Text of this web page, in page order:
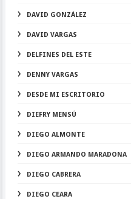
DAVID GONZÁLEZ
DAVID VARGAS
DELFINES DEL ESTE
DENNY VARGAS
DESDE MI ESCRITORIO
DIEFRY MENSÚ
DIEGO ALMONTE
DIEGO ARMANDO MARADONA
DIEGO CABRERA
DIEGO CEARA